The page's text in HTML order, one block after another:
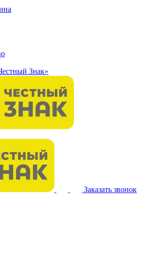
Знак»
Заказать звонок